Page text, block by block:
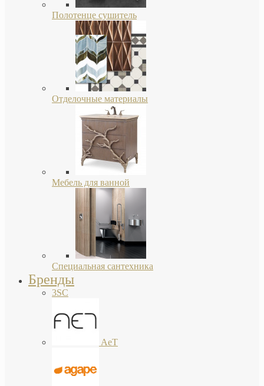
Полотенце сушитель
Отделочные материалы
Мебель для ванной
Специальная сантехника
Бренды
3SC
AeT